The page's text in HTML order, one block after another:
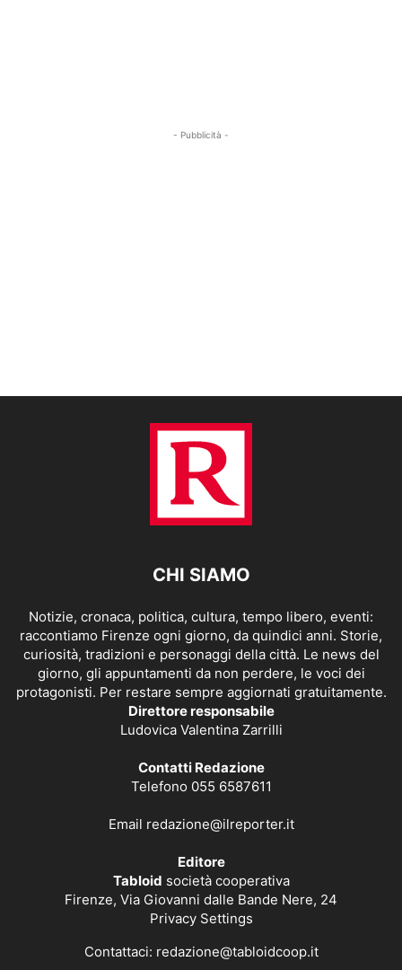
- Pubblicità -
CHI SIAMO
Notizie, cronaca, politica, cultura, tempo libero, eventi:
raccontiamo Firenze ogni giorno, da quindici anni. Storie,
curiosità, tradizioni e personaggi della città. Le news del
giorno, gli appuntamenti da non perdere, le voci dei
protagonisti. Per restare sempre aggiornati gratuitamente.
Direttore responsabile
Ludovica Valentina Zarrilli
Contatti Redazione
Telefono 055 6587611
Email redazione@ilreporter.it
Editore
Tabloid società cooperativa
Firenze, Via Giovanni dalle Bande Nere, 24
Privacy Settings
Contattaci: redazione@tabloidcoop.it